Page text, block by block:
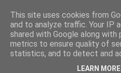
This site uses cookies from
and to analyze traffic. Your IP
shared with Google along
metrics to ensure quality of
statistics, and to detect and
LEARN MORE